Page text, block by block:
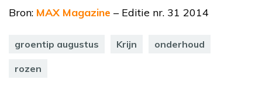
Bron: MAX Magazine – Editie nr. 31 2014
groentip augustus Krijn onderhoud
rozen